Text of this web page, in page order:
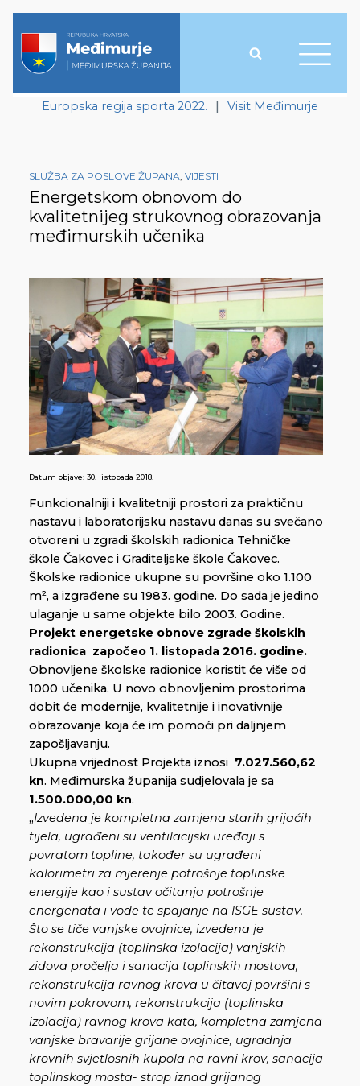
Europska regija sporta 2022. | Visit Međimurje
SLUŽBA ZA POSLOVE ŽUPANA, VIJESTI
Energetskom obnovom do
kvalitetnijeg strukovnog obrazovanja
međimurskih učenika
Datum objave: 30. listopada 2018.
Funkcionalniji i kvalitetniji prostori za praktičnu
nastavu i laboratorijsku nastavu danas su svečano
otvoreni u zgradi školskih radionica Tehničke
škole Čakovec i Graditeljske škole Čakovec.
Školske radionice ukupne su površine oko 1.100
m², a izgrađene su 1983. godine. Do sada je jedino
ulaganje u same objekte bilo 2003. Godine.
Projekt energetske obnove zgrade školskih
radionica započeo 1. listopada 2016. godine.
Obnovljene školske radionice koristit će više od
1000 učenika. U novo obnovljenim prostorima
dobit će modernije, kvalitetnije i inovativnije
obrazovanje koja će im pomoći pri daljnjem
zapošljavanju.
Ukupna vrijednost Projekta iznosi 7.027.560,62
kn. Međimurska županija sudjelovala je sa
1.500.000,00 kn.
„Izvedena je kompletna zamjena starih grijaćih
tijela, ugrađeni su ventilacijski uređaji s
povratom topline, također su ugrađeni
kalorimetri za mjerenje potrošnje toplinske
energije kao i sustav očitanja potrošnje
energenata i vode te spajanje na ISGE sustav.
Što se tiče vanjske ovojnice, izvedena je
rekonstrukcija (toplinska izolacija) vanjskih
zidova pročelja i sanacija toplinskih mostova,
rekonstrukcija ravnog krova u čitavoj površini s
novim pokrovom, rekonstrukcija (toplinska
izolacija) ravnog krova kata, kompletna zamjena
vanjske bravarije grijane ovojnice, ugradnja
krovnih svjetlosnih kupola na ravni krov, sanacija
toplinskog mosta- strop iznad grijanog